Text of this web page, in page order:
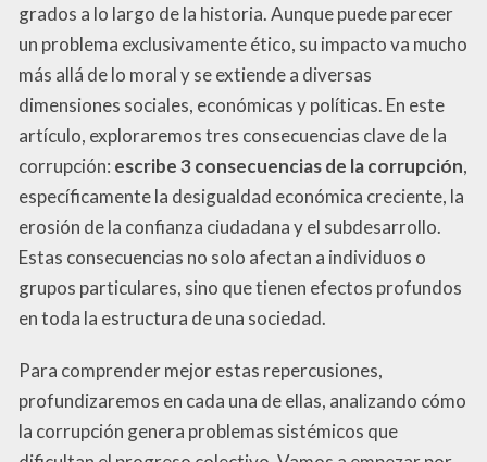
grados a lo largo de la historia. Aunque puede parecer
un problema exclusivamente ético, su impacto va mucho
más allá de lo moral y se extiende a diversas
dimensiones sociales, económicas y políticas. En este
artículo, exploraremos tres consecuencias clave de la
corrupción: escribe 3 consecuencias de la corrupción,
específicamente la desigualdad económica creciente, la
erosión de la confianza ciudadana y el subdesarrollo.
Estas consecuencias no solo afectan a individuos o
grupos particulares, sino que tienen efectos profundos
en toda la estructura de una sociedad.
Para comprender mejor estas repercusiones,
profundizaremos en cada una de ellas, analizando cómo
la corrupción genera problemas sistémicos que